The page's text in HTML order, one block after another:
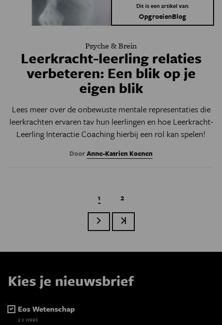
Dit is een artikel van:
OpgroeienBlog
Psyche & Brein
Leerkracht-leerling relaties
verbeteren: Een blik op je
eigen blik
Lees meer over de onbewuste mentale representaties die
leerkrachten ervaren tav hun leerlingen en hoe Leerkracht-
Leerling Interactie Coaching hierbij een rol kan spelen!
DoorAnne-Katrien Koenen
Paginatie
Huidige pagina
1 Page
2
Volgende paginaLaatste pagina
Kies je nieuwsbrief
Eos Wetenschap
2 x week